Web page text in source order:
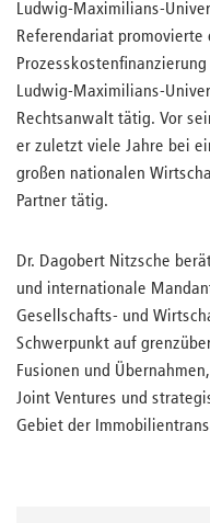
Ludwig-Maximilians-
Referendariat
Ludwig-Maximilians-
Rechtsanwalt tätig. Vor
er zuletzt viele Jahre bei
großen nationalen
Partner tätig.
Dr. Dagobert Nitzsche
und internationale
Gesellschafts- und
Schwerpunkt auf
Fusionen und
Joint Ventures und
Gebiet der